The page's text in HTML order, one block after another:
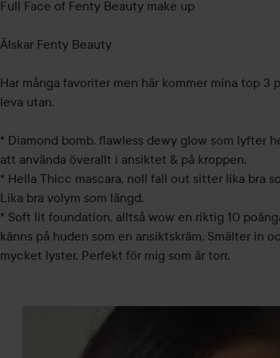
Full Face of Fenty Beauty make up
Älskar Fenty Beauty
Har många favoriter men här kommer mina top 3
leva utan.
* Diamond bomb, flawless dewy glow som lyfter
att använda överallt i ansiktet & på kroppen.
* Hella Thicc mascara, noll fall out sitter lika bra
Lika bra volym som längd.
* Soft lit foundation, alltså wow en riktig 10
känns på huden som en ansiktskräm. Smälter in
mycket lyster. Perfekt för mig som är torr.